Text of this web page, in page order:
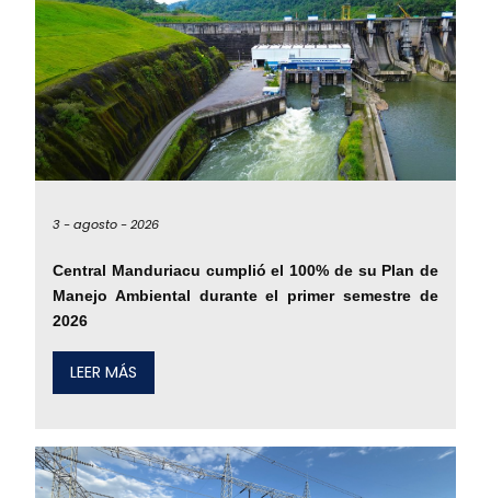
3 -agosto -2026
Central Manduriacu cumplió el 100% de su Plan de
Manejo Ambiental durante el primer semestre de
2026
LEER MÁS